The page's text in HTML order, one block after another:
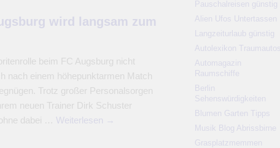
wird langsam zum
beim FC Augsburg nicht
nach einem höhepunktarmen Match
Trotz großer Personalsorgen
neuen Trainer Dirk Schuster
dabei … Weiterlesen →
Pauschalreisen günstig
Alien Ufos Untertassen
Langzeiturlaub günstig
Autolexikon Traumautos
Automagazin
Raumschiffe
Berlin
Sehenswürdigkeiten
Blumen Garten Tipps
Musik Blog Abrissbirne
Grasplatzmemmen